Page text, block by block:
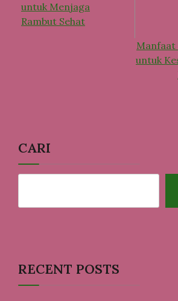
untuk Menjaga
Rambut Sehat
untuk
CARI
RECENT POSTS